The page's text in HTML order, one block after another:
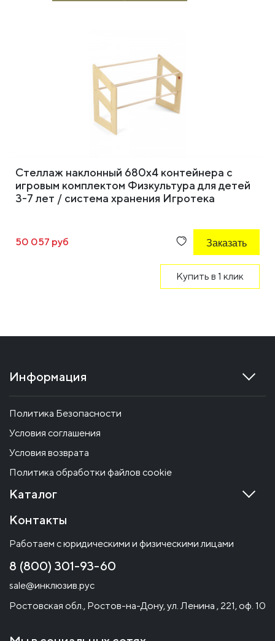
Стеллаж наклонный 680х4 контейнера с
игровым комплектом Физкультура для детей
3-7 лет / система хранения Игротека
50 057 руб Заказать
Купить в 1 клик
Информация
Политика Безопасности
Условия соглашения
Условия возврата
Политика обработки файлов cookie
Каталог
Контакты
Работаем с юридическими и физическими лицами
8 (800) 301-93-60
sale@инклюзив.рус
Ростовская обл., Ростов-на-Дону, ул. Ленина , 221, оф. 10